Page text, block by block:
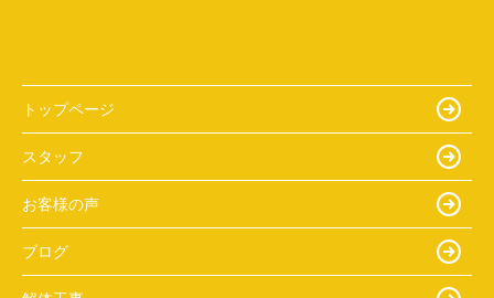
トップページ
スタッフ
お客様の声
ブログ